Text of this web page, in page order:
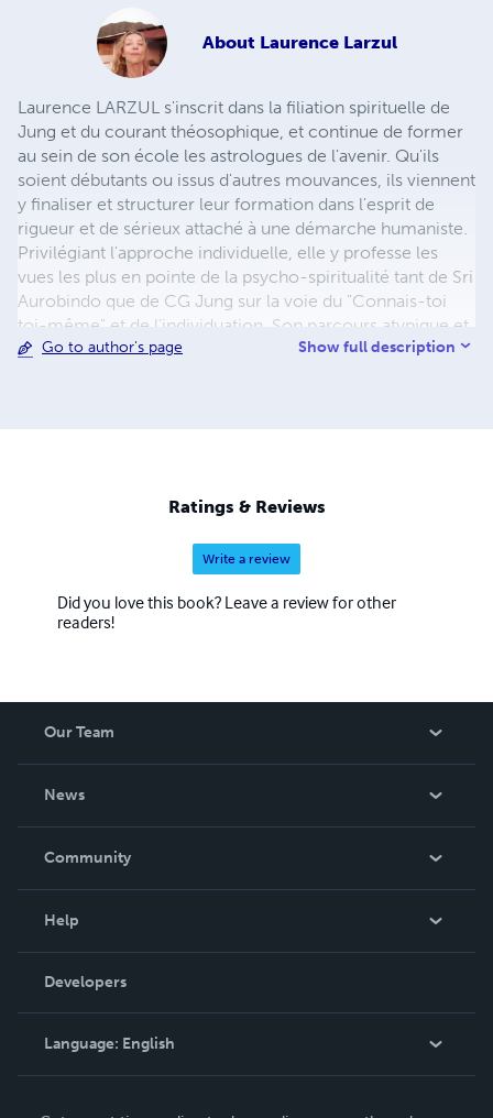
About Laurence Larzul
Laurence LARZUL s'inscrit dans la filiation spirituelle de
Jung et du courant théosophique, et continue de former
au sein de son école les astrologues de l'avenir. Qu'ils
soient débutants ou issus d'autres mouvances, ils viennent
y finaliser et structurer leur formation dans l'esprit de
rigueur et de sérieux attaché à une démarche humaniste.
Privilégiant l'approche individuelle, elle y professe les
vues les plus en pointe de la psycho-spiritualité tant de Sri
Aurobindo que de CG Jung sur la voie du "Connais-toi
toi-même" et de l'individuation. Son parcours atypique et
authentique de chercheuse spirituelle fut couronné en
Go to author's page Show full description
Ratings & Reviews
Write a review
Did you love this book? Leave a review for other
readers!
Our Team
News
In The News
Community
Podcast
Help
Order Lookup
Knowledge Base
Contact Support
Developers
Language: English